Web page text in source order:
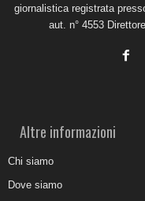
giornalistica registrata
aut. n° 4553
Altre informazioni
Chi siamo
Dove siamo